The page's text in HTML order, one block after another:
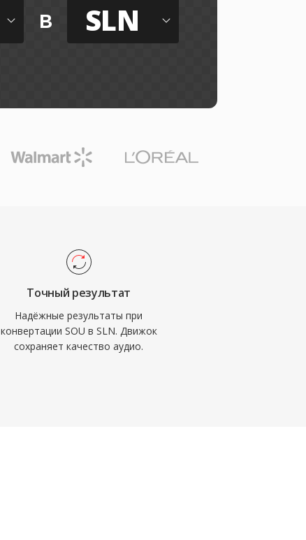
в SLN
Точный результат
Надёжные результаты при
конвертации SOU в SLN. Движок
сохраняет качество аудио.